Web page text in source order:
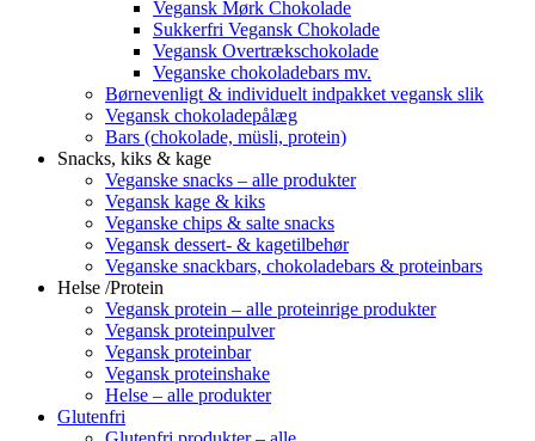
Vegansk Mørk Chokolade
Sukkerfri Vegansk Chokolade
Vegansk Overtrækschokolade
Veganske chokoladebars mv.
Børnevenligt & individuelt indpakket vegansk slik
Vegansk chokoladepålæg
Bars (chokolade, müsli, protein)
Snacks, kiks & kage
Veganske snacks – alle produkter
Vegansk kage & kiks
Veganske chips & salte snacks
Vegansk dessert- & kagetilbehør
Veganske snackbars, chokoladebars & proteinbars
Helse /Protein
Vegansk protein – alle proteinrige produkter
Vegansk proteinpulver
Vegansk proteinbar
Vegansk proteinshake
Helse – alle produkter
Glutenfri